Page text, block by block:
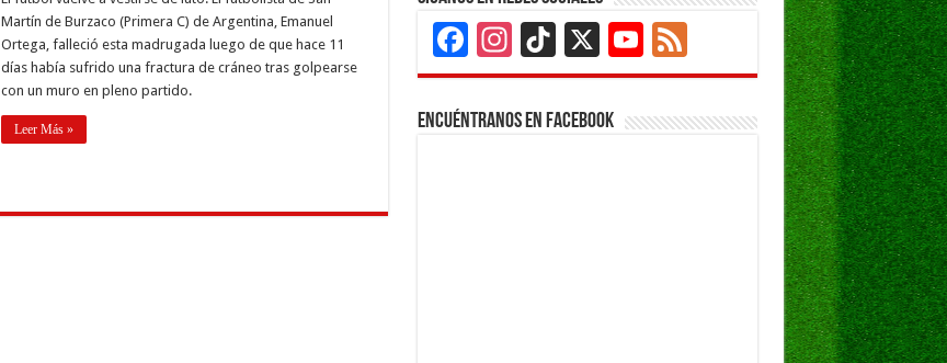
Martín de Burzaco (Primera C) de Argentina, Emanuel
Ortega, falleció esta madrugada luego de que hace 11
días había sufrido una fractura de cráneo tras golpearse
con un muro en pleno partido.
Leer Más »
Facebook
Instagram
TikTok
X YouTube
Channel
Feed
Encuéntranos en Facebook